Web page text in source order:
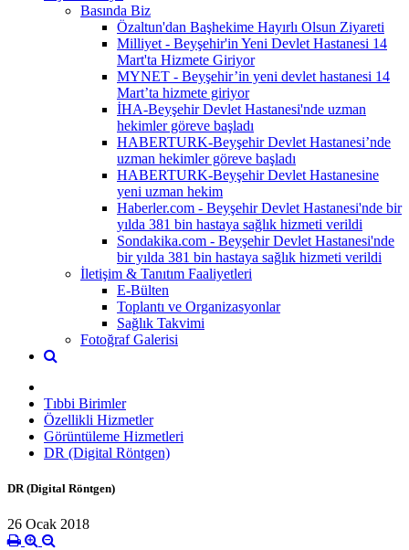
Basında Biz
Özaltun'dan Başhekime Hayırlı Olsun Ziyareti
Milliyet - Beyşehir'in Yeni Devlet Hastanesi 14
Mart'ta Hizmete Giriyor
MYNET - Beyşehir’in yeni devlet hastanesi 14
Mart’ta hizmete giriyor
İHA-Beyşehir Devlet Hastanesi'nde uzman
hekimler göreve başladı
HABERTURK-Beyşehir Devlet Hastanesi’nde
uzman hekimler göreve başladı
HABERTURK-Beyşehir Devlet Hastanesine
yeni uzman hekim
Haberler.com - Beyşehir Devlet Hastanesi'nde bir
yılda 381 bin hastaya sağlık hizmeti verildi
Sondakika.com - Beyşehir Devlet Hastanesi'nde
bir yılda 381 bin hastaya sağlık hizmeti verildi
İletişim & Tanıtım Faaliyetleri
E-Bülten
Toplantı ve Organizasyonlar
Sağlık Takvimi
Fotoğraf Galerisi
Tıbbi Birimler
Özellikli Hizmetler
Görüntüleme Hizmetleri
DR (Digital Röntgen)
DR (Digital Röntgen)
26 Ocak 2018